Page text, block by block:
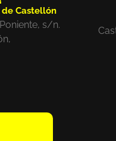
Castellón
s/n.